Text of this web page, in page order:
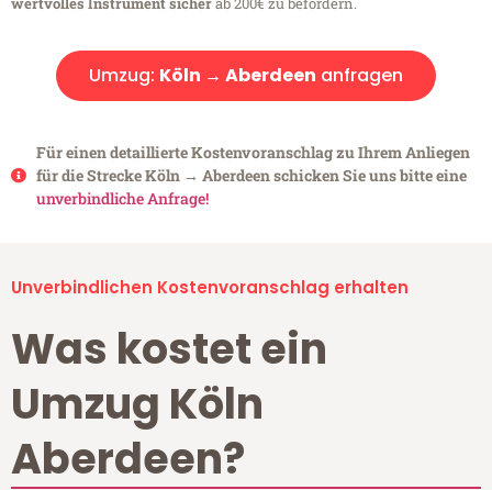
Umzug: Köln → Aberdeen anfragen
Für einen detaillierte Kostenvoranschlag zu Ihrem Anliegen
für die Strecke Köln → Aberdeen schicken Sie uns bitte eine
unverbindliche Anfrage!
Unverbindlichen Kostenvoranschlag erhalten
Was kostet ein
Umzug Köln
Aberdeen?